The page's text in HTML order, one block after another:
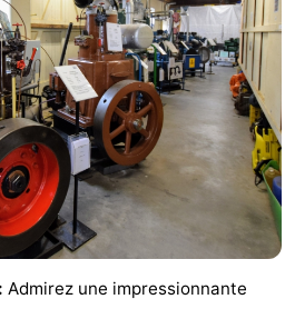
Admirez une impressionnante